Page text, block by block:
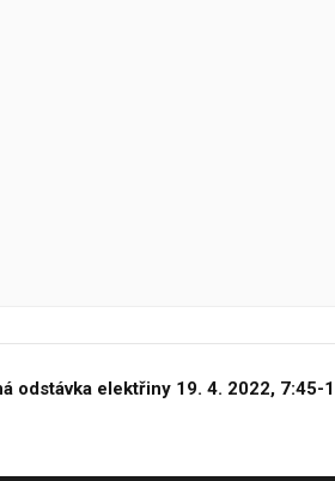
odstávka elektřiny 19. 4. 2022, 7:45-